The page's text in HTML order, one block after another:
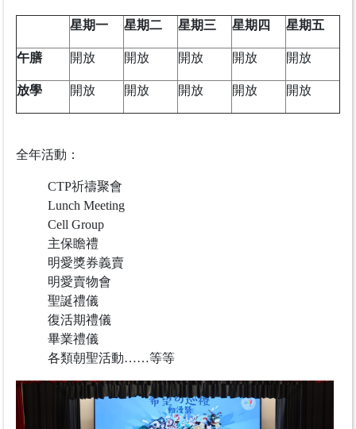
星期一 星期二 星期三 星期四 星期五
午膳 開放 開放 開放 開放 開放
放學 開放 開放 開放 開放 開放
全年活動：
CTP祈禱聚會
Lunch Meeting
Cell Group
主保瞻禮
明愛獎券義賣
明愛賣物會
聖誕禮儀
復活期禮儀
畢業禮儀
各類朝聖活動……等等